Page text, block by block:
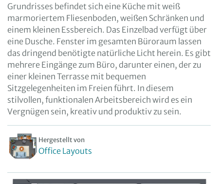
Grundrisses befindet sich eine Küche mit weiß
marmoriertem Fliesenboden, weißen Schränken und
einem kleinen Essbereich. Das Einzelbad verfügt über
eine Dusche. Fenster im gesamten Büroraum lassen
das dringend benötigte natürliche Licht herein. Es gibt
mehrere Eingänge zum Büro, darunter einen, der zu
einer kleinen Terrasse mit bequemen
Sitzgelegenheiten im Freien führt. In diesem
stilvollen, funktionalen Arbeitsbereich wird es ein
Vergnügen sein, kreativ und produktiv zu sein.
Hergestellt von
Office Layouts